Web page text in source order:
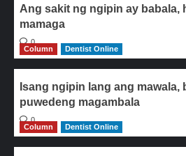
Ang sakit ng ngipin ay babala,
mamaga
0
Column
Dentist Online
Isang ngipin lang ang mawala,
puwedeng magambala
0
Column
Dentist Online